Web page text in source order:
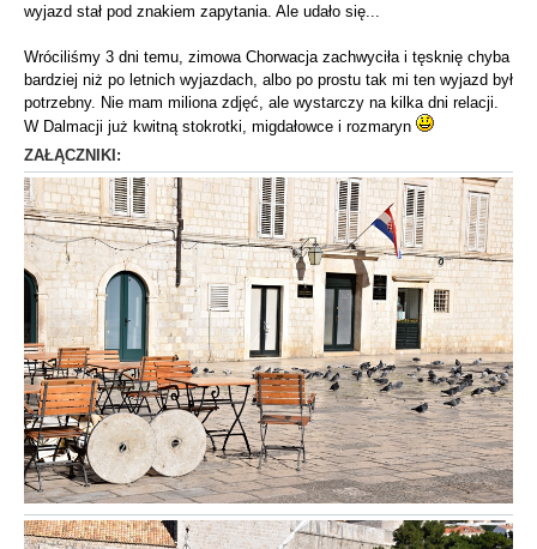
wyjazd stał pod znakiem zapytania. Ale udało się...
Wróciliśmy 3 dni temu, zimowa Chorwacja zachwyciła i tęsknię chyba
bardziej niż po letnich wyjazdach, albo po prostu tak mi ten wyjazd był
potrzebny. Nie mam miliona zdjęć, ale wystarczy na kilka dni relacji.
W Dalmacji już kwitną stokrotki, migdałowce i rozmaryn
ZAŁĄCZNIKI: